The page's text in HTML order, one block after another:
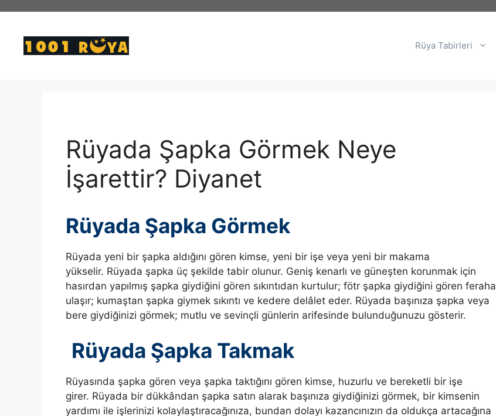
Rüya Tabirleri
Rüyada Şapka Görmek Neye
İşarettir? Diyanet
Rüyada Şapka Görmek
Rüyada yeni bir şapka aldığını gören kimse, yeni bir işe veya yeni bir makama
yükselir. Rüyada şapka üç şekilde tabir olunur. Geniş kenarlı ve güneşten korunmak için
hasırdan yapılmış şapka giydiğini gören sıkıntıdan kurtulur; fötr şapka giydiğini gören feraha
ulaşır; kumaştan şapka giymek sıkıntı ve kedere delâlet eder. Rüyada başınıza şapka veya
bere giydiğinizi görmek; mutlu ve sevinçli günlerin arifesinde bulunduğunuzu gösterir.
Rüyada Şapka Takmak
Rüyasında şapka gören veya şapka taktığını gören kimse, huzurlu ve bereketli bir işe
girer. Rüyada bir dükkândan şapka satın alarak başınıza giydiğinizi görmek, bir kimsenin
yardımı ile işlerinizi kolaylaştıracağınıza, bundan dolayı kazancınızın da oldukça artacağına